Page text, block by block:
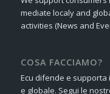
mediate localy and
activities (News and
COSA FACCIAMO?
Ecu difende e supporta
e globale. Segui le